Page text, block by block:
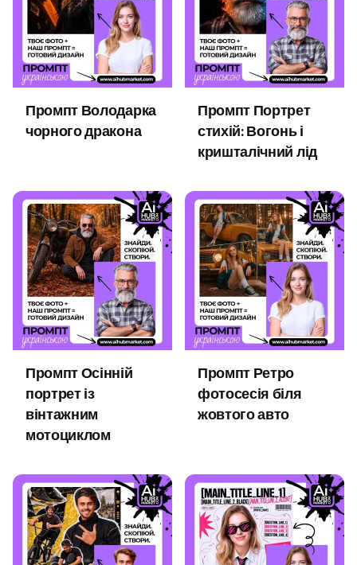
Промпт Володарка
чорного дракона
Промпт Портрет
стихій: Вогонь і
кришталічний лід
Промпт Осінній
портрет із
вінтажним
мотоциклом
Промпт Ретро
фотосесія біля
жовтого авто